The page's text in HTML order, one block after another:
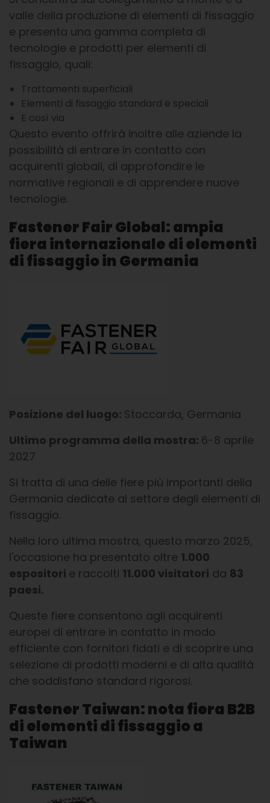
valle della produzione di elementi di fissaggio
e presenta una gamma completa di
tecnologie e prodotti per elementi di
fissaggio, quali:
Trattamenti superficiali
Elementi di fissaggio standard e speciali
E così via
Questo evento offrirà inoltre alle aziende la
possibilità di entrare in contatto con
acquirenti globali, di approfondire le
normative regionali e di apprendere nuove
tecnologie.
Fastener Fair Global: ampia
fiera internazionale di elementi
di fissaggio in Germania
Posizione del luogo: Stoccarda, Germania
Ultimo programma della mostra: 6-8 aprile
2027
Si tratta di una delle fiere più importanti della
Germania dedicate al settore degli elementi di
fissaggio.
Nella loro ultima mostra, questo marzo 2025,
l'occasione ha presentato oltre 1.000
espositori e raccolti 11.000 visitatori da 83
paesi.
Queste fiere consentono agli acquirenti
europei di entrare in contatto in modo
efficiente con fornitori fidati e di scoprire una
selezione di prodotti moderni e di alta qualità
che soddisfano standard rigorosi.
Fastener Taiwan: nota fiera B2B
di elementi di fissaggio a
Taiwan